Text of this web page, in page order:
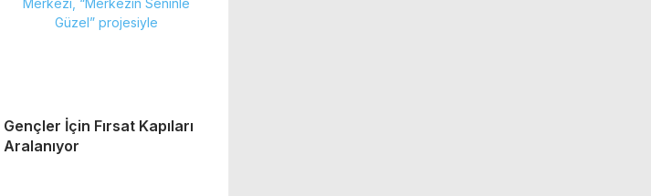
Gençler İçin Fırsat Kapıları
Aralanıyor